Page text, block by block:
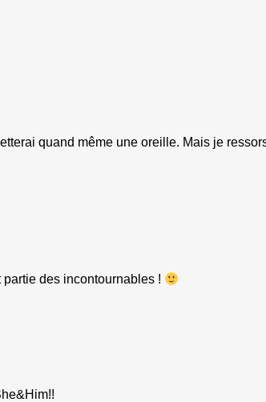
quand même une oreille. Mais je
des incontournables !